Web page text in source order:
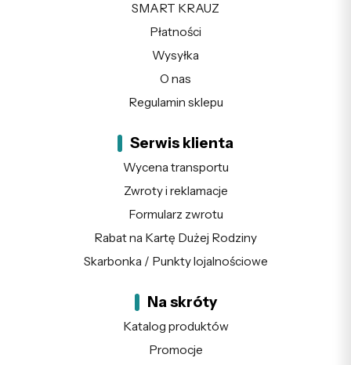
SMART KRAUZ
Płatności
Wysyłka
O nas
Regulamin sklepu
Serwis klienta
Wycena transportu
Zwroty i reklamacje
Formularz zwrotu
Rabat na Kartę Dużej Rodziny
Skarbonka / Punkty lojalnościowe
Na skróty
Katalog produktów
Promocje